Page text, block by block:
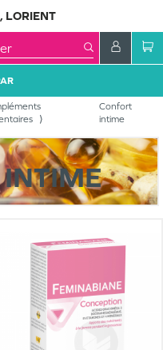
LORIENT
Confort
intime
INTIME